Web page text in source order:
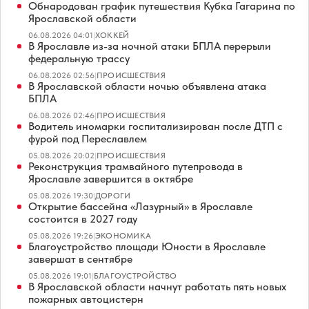
Обнародован график путешествия Кубка Гагарина по
Ярославской области
06.08.2026 04:01|ХОККЕЙ
В Ярославле из-за ночной атаки БПЛА перерыли
федеральную трассу
06.08.2026 02:56|ПРОИСШЕСТВИЯ
В Ярославской области ночью объявлена атака
БПЛА
06.08.2026 02:46|ПРОИСШЕСТВИЯ
Водитель иномарки госпитализирован после ДТП с
фурой под Переславлем
05.08.2026 20:02|ПРОИСШЕСТВИЯ
Реконструкция трамвайного путепровода в
Ярославле завершится в октябре
05.08.2026 19:30|ДОРОГИ
Открытие бассейна «Лазурный» в Ярославле
состоится в 2027 году
05.08.2026 19:26|ЭКОНОМИКА
Благоустройство площади Юности в Ярославле
завершат в сентябре
05.08.2026 19:01|БЛАГОУСТРОЙСТВО
В Ярославской области начнут работать пять новых
пожарных автоцистерн